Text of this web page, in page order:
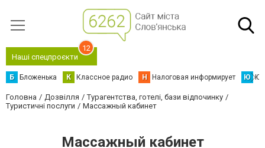
Наші спецпроєкти
12
Б Бложенька К Классное радио Н Налоговая информирует Ю
Головна Дозвілля
Турагентства, готелі, бази відпочинку
Туристичні послуги
Массажный кабинет
Массажный кабинет